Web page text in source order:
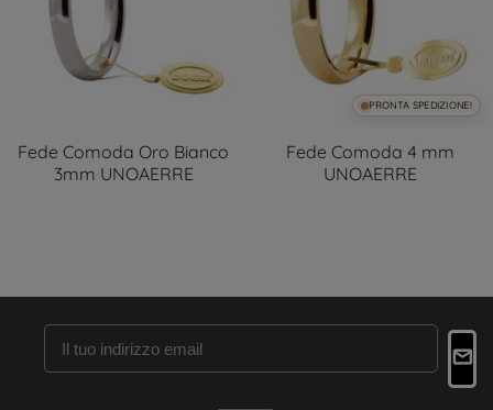
Fede Comoda Oro Bianco
3mm UNOAERRE
PRONTA SPEDIZIONE!
Fede Comoda 4 mm
UNOAERRE